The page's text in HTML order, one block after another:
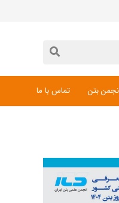
بتن تماس با ما